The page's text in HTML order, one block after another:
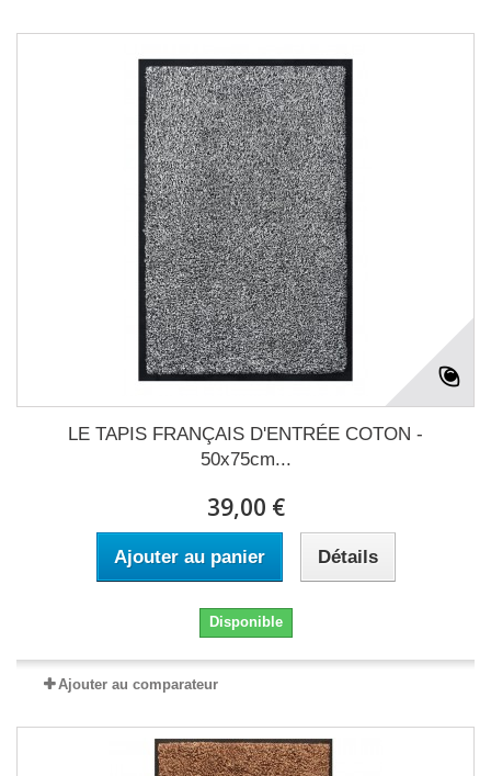
LE TAPIS FRANÇAIS D'ENTRÉE COTON -
50x75cm...
39,00 €
Ajouter au panier Détails
Disponible
Ajouter au comparateur